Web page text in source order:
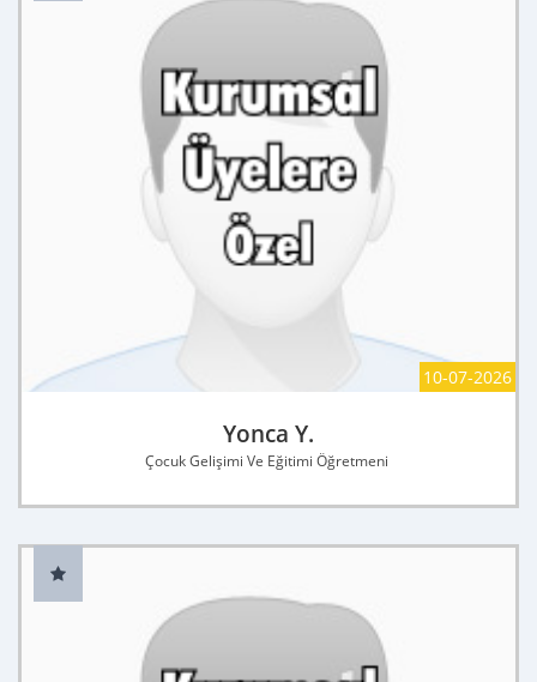
10-07-2026
Yonca Y.
Çocuk Gelişimi Ve Eğitimi Öğretmeni